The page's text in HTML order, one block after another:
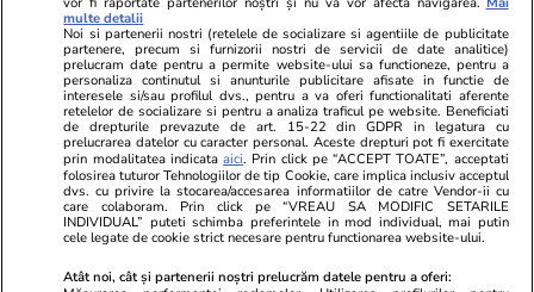
La ce oră e Spania – Argentina, finala
Campionatului Mondial de fotbal din 2026, și
cine transmite meciul la TV
Horoscop 17 iul.
Horoscop Urania | Previziuni astrologice pentru
perioada 18 – 24 iulie 2026. Soarele va intra în
zodia Leului
multe detalii
Noi si partenerii nostri (retelele de socializare si agentiile de publicitate
partenere, precum si furnizorii nostri de servicii de date analitice)
prelucram date pentru a permite website-ului sa functioneze, pentru a
personaliza continutul si anunturile publicitare afisate in functie de
interesele si/sau profilul dvs., pentru a va oferi functionalitati aferente
retelelor de socializare si pentru a analiza traficul pe website. Beneficiati
de drepturile prevazute de art. 15-22 din GDPR in legatura cu
prelucrarea datelor cu caracter personal. Aceste drepturi pot fi exercitate
prin modalitatea indicataaici. Prin click pe “ACCEPT TOATE”, acceptati
folosirea tuturor Tehnologiilor de tip Cookie, care implica inclusiv acceptul
dvs. cu privire la stocarea/accesarea informatiilor de catre Vendor-ii cu
care colaboram. Prin click pe “VREAU SA MODIFIC SETARILE
INDIVIDUAL” puteti schimba preferintele in mod individual, mai putin
cele legate de cookie strict necesare pentru functionarea website-ului.
Atât noi, cât și partenerii noștri prelucrăm datele pentru a oferi: